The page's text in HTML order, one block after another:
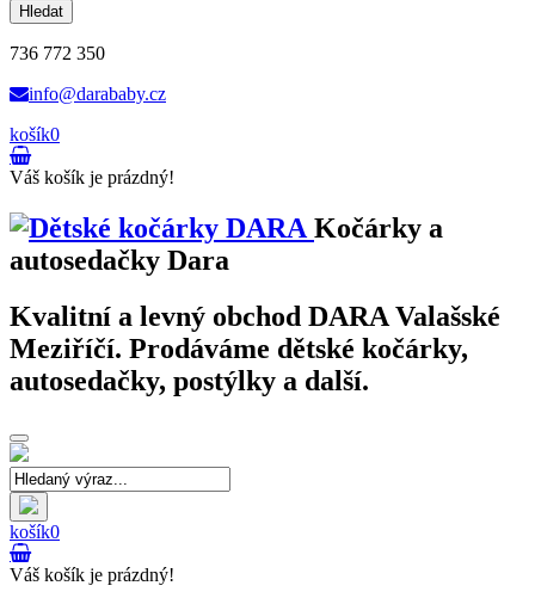
Hledat
736 772 350
info@darababy.cz
košík0
Váš košík je prázdný!
Kočárky a
autosedačky Dara
Kvalitní a levný obchod DARA Valašské
Meziříčí. Prodáváme dětské kočárky,
autosedačky, postýlky a další.
Toggle
navigation
košík0
Váš košík je prázdný!